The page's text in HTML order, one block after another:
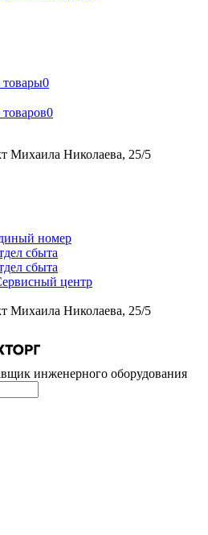
0
0
Михаила Николаева, 25/5
номер
сбыта
сбыта
центр
Михаила Николаева, 25/5
инженерного оборудования